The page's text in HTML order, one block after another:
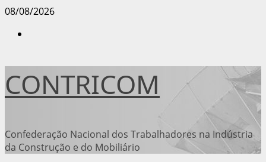
Avançar
08/08/2026
CONTRICOM
Confederação Nacional dos Trabalhadores na Indústria
da Construção e do Mobiliário